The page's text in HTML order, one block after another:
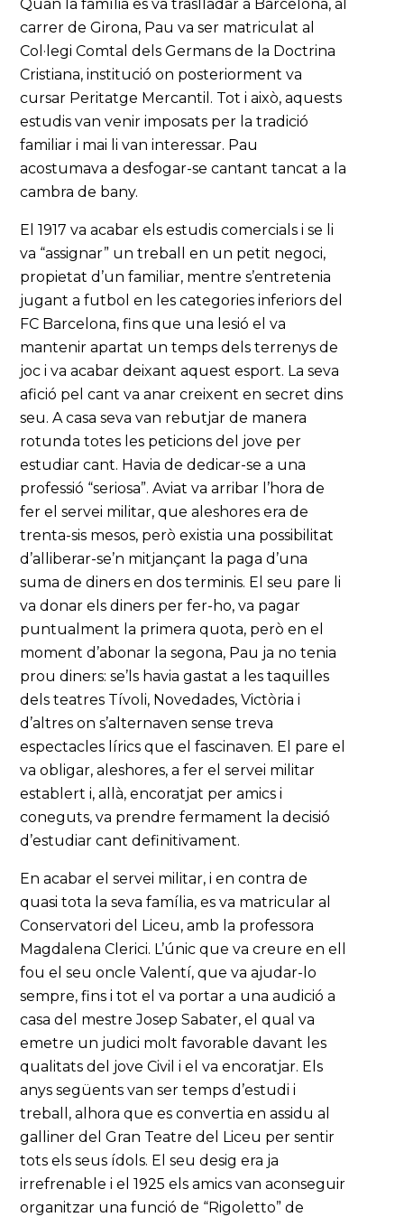
Quan la família es va traslladar a Barcelona, al
carrer de Girona, Pau va ser matriculat al
Col·legi Comtal dels Germans de la Doctrina
Cristiana, institució on posteriorment va
cursar Peritatge Mercantil. Tot i això, aquests
estudis van venir imposats per la tradició
familiar i mai li van interessar. Pau
acostumava a desfogar-se cantant tancat a la
cambra de bany.
El 1917 va acabar els estudis comercials i se li
va “assignar” un treball en un petit negoci,
propietat d’un familiar, mentre s’entretenia
jugant a futbol en les categories inferiors del
FC Barcelona, fins que una lesió el va
mantenir apartat un temps dels terrenys de
joc i va acabar deixant aquest esport. La seva
afició pel cant va anar creixent en secret dins
seu. A casa seva van rebutjar de manera
rotunda totes les peticions del jove per
estudiar cant. Havia de dedicar-se a una
professió “seriosa”. Aviat va arribar l’hora de
fer el servei militar, que aleshores era de
trenta-sis mesos, però existia una possibilitat
d’alliberar-se’n mitjançant la paga d’una
suma de diners en dos terminis. El seu pare li
va donar els diners per fer-ho, va pagar
puntualment la primera quota, però en el
moment d’abonar la segona, Pau ja no tenia
prou diners: se’ls havia gastat a les taquilles
dels teatres Tívoli, Novedades, Victòria i
d’altres on s’alternaven sense treva
espectacles lírics que el fascinaven. El pare el
va obligar, aleshores, a fer el servei militar
establert i, allà, encoratjat per amics i
coneguts, va prendre fermament la decisió
d’estudiar cant definitivament.
En acabar el servei militar, i en contra de
quasi tota la seva família, es va matricular al
Conservatori del Liceu, amb la professora
Magdalena Clerici. L’únic que va creure en ell
fou el seu oncle Valentí, que va ajudar-lo
sempre, fins i tot el va portar a una audició a
casa del mestre Josep Sabater, el qual va
emetre un judici molt favorable davant les
qualitats del jove Civil i el va encoratjar. Els
anys següents van ser temps d’estudi i
treball, alhora que es convertia en assidu al
galliner del Gran Teatre del Liceu per sentir
tots els seus ídols. El seu desig era ja
irrefrenable i el 1925 els amics van aconseguir
organitzar una funció de “Rigoletto” de